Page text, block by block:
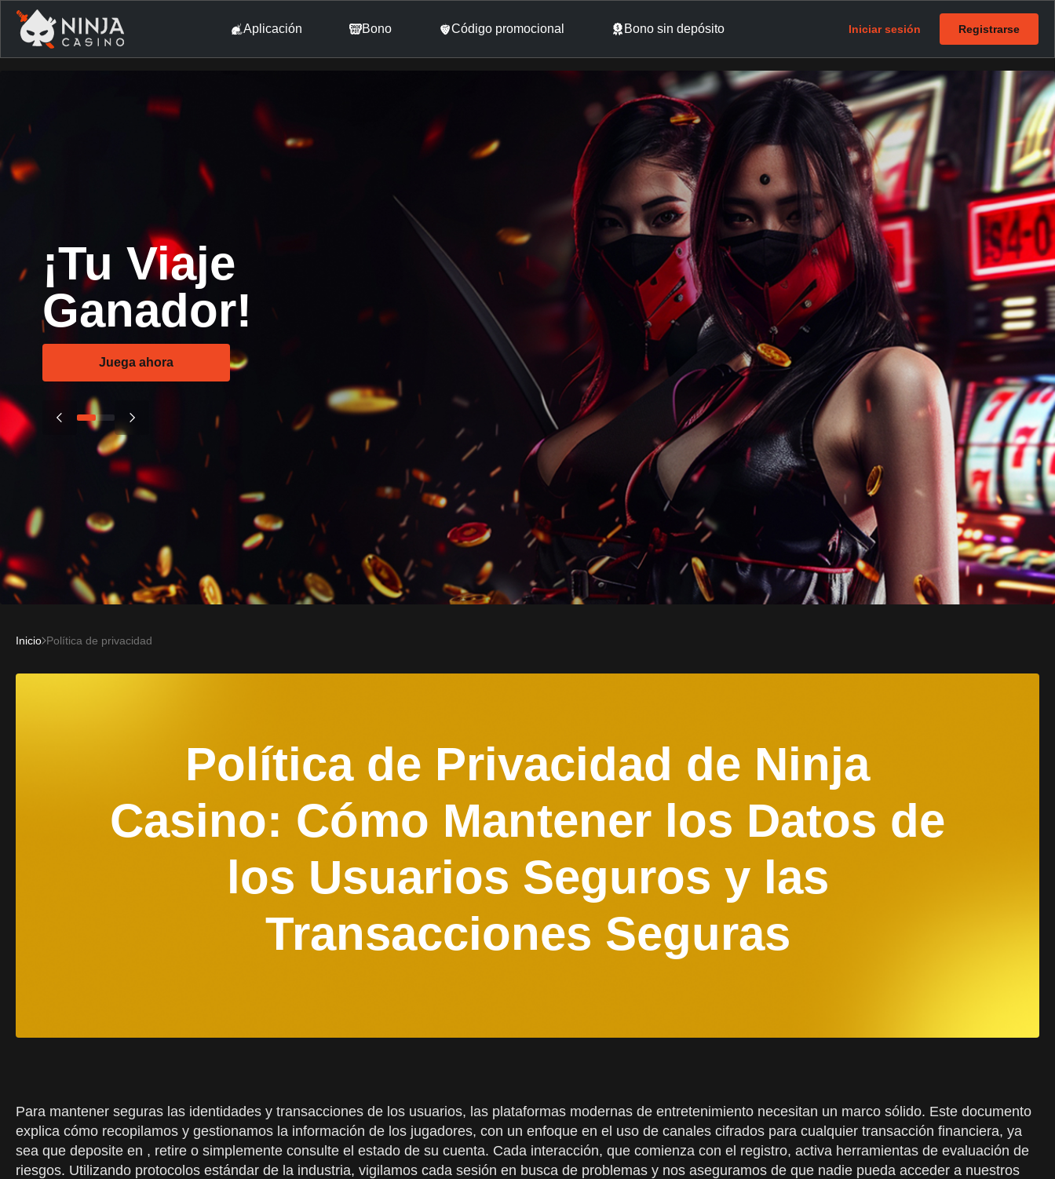
Aplicación Bono Código promocional Bono sin depósito Iniciar sesión Registrarse
¡Tu Viaje
Ganador!
Juega ahora
Inicio Política de privacidad
Política de Privacidad de Ninja
Casino: Cómo Mantener los Datos de
los Usuarios Seguros y las
Transacciones Seguras
Para mantener seguras las identidades y transacciones de los usuarios, las plataformas modernas de entretenimiento necesitan un marco sólido. Este documento
explica cómo recopilamos y gestionamos la información de los jugadores, con un enfoque en el uso de canales cifrados para cualquier transacción financiera, ya
sea que deposite en , retire o simplemente consulte el estado de su cuenta. Cada interacción, que comienza con el registro, activa herramientas de evaluación de
riesgos. Utilizando protocolos estándar de la industria, vigilamos cada sesión en busca de problemas y nos aseguramos de que nadie pueda acceder a nuestros